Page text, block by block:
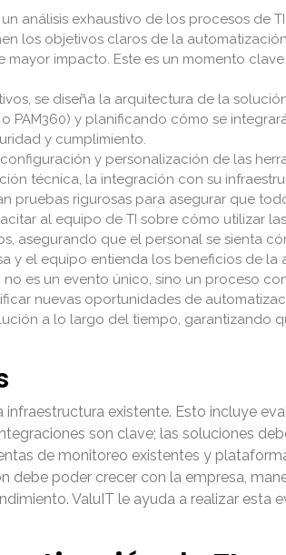
análisis exhaustivo de los procesos de
los objetivos claros de la
impacto. Este es un momento
se diseña la arquitectura de la
PAM360) y planificando cómo se
y cumplimiento.
y personalización de las
técnica, la integración con su
pruebas rigurosas para asegurar que
al equipo de TI sobre cómo utilizar
asegurando que el personal se sienta
y el equipo entienda los beneficios de la
es un evento único, sino un proceso
nuevas oportunidades de
a lo largo del tiempo, garantizando
existente. Esto incluye
son clave; las soluciones
de monitoreo existentes y
poder crecer con la empresa,
ValuIT le ayuda a realizar esta